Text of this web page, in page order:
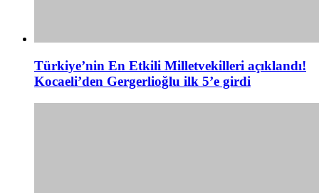
Türkiye’nin En Etkili Milletvekilleri açıklandı!
Kocaeli’den Gergerlioğlu ilk 5’e girdi